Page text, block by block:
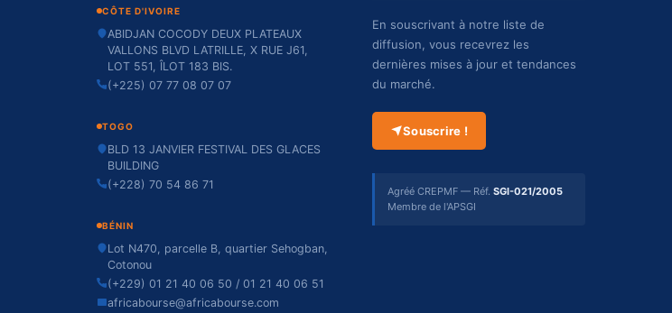
CÔTE D'IVOIRE
ABIDJAN COCODY DEUX PLATEAUX
VALLONS BLVD LATRILLE, X RUE J61,
LOT 551, ÎLOT 183 BIS.
(+225) 07 77 08 07 07
TOGO
BLD 13 JANVIER FESTIVAL DES GLACES
BUILDING
(+228) 70 54 86 71
BÉNIN
Lot N470, parcelle B, quartier Sehogban,
Cotonou
(+229) 01 21 40 06 50 / 01 21 40 06 51
africabourse@africabourse.com
En souscrivant à notre liste de
diffusion, vous recevrez les
dernières mises à jour et tendances
du marché.
Souscrire !
Agréé CREPMF — Réf.SGI-021/2005
Membre de l'APSGI